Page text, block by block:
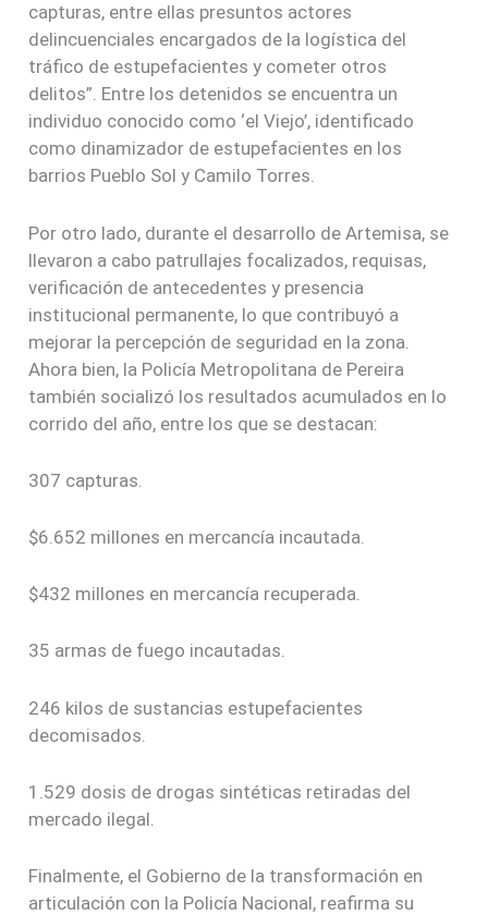
capturas, entre ellas presuntos actores
delincuenciales encargados de la logística del
tráfico de estupefacientes y cometer otros
delitos”. Entre los detenidos se encuentra un
individuo conocido como ‘el Viejo’, identificado
como dinamizador de estupefacientes en los
barrios Pueblo Sol y Camilo Torres.
Por otro lado, durante el desarrollo de Artemisa, se
llevaron a cabo patrullajes focalizados, requisas,
verificación de antecedentes y presencia
institucional permanente, lo que contribuyó a
mejorar la percepción de seguridad en la zona.
Ahora bien, la Policía Metropolitana de Pereira
también socializó los resultados acumulados en lo
corrido del año, entre los que se destacan:
307 capturas.
$6.652 millones en mercancía incautada.
$432 millones en mercancía recuperada.
35 armas de fuego incautadas.
246 kilos de sustancias estupefacientes
decomisados.
1.529 dosis de drogas sintéticas retiradas del
mercado ilegal.
Finalmente, el Gobierno de la transformación en
articulación con la Policía Nacional, reafirma su